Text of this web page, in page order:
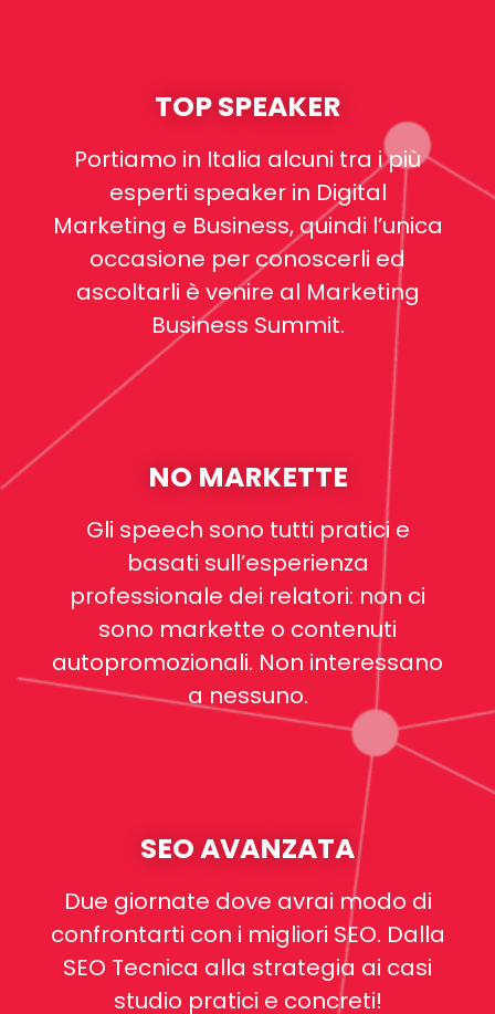
TOP SPEAKER
Portiamo in Italia alcuni tra i più
esperti speaker in Digital
Marketing e Business, quindi l’unica
occasione per conoscerli ed
ascoltarli è venire al Marketing
Business Summit.
NO MARKETTE
Gli speech sono tutti pratici e
basati sull’esperienza
professionale dei relatori: non ci
sono markette o contenuti
autopromozionali. Non interessano
a nessuno.
SEO AVANZATA
Due giornate dove avrai modo di
confrontarti con i migliori SEO. Dalla
SEO Tecnica alla strategia ai casi
studio pratici e concreti!